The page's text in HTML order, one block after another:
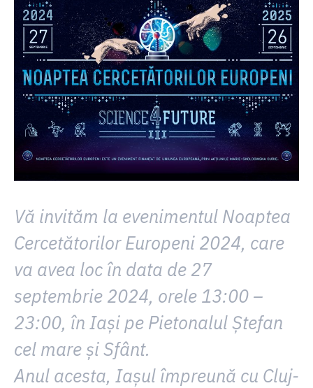
Vă invităm la evenimentul Noaptea
Cercetătorilor Europeni 2024, care
va avea loc în data de 27
septembrie 2024, orele 13:00 –
23:00, în Iași pe Pietonalul Ștefan
cel mare și Sfânt.
Anul acesta, Iașul împreună cu Cluj-